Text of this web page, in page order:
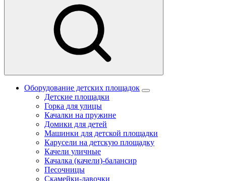
Оборудование детских площадок
Детские площадки
Горка для улицы
Качалки на пружине
Домики для детей
Машинки для детской площадки
Карусели на детскую площадку
Качели уличные
Качалка (качели)-балансир
Песочницы
Скамейки-лавочки